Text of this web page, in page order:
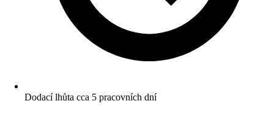
Dodací lhůta cca 5 pracovních dní